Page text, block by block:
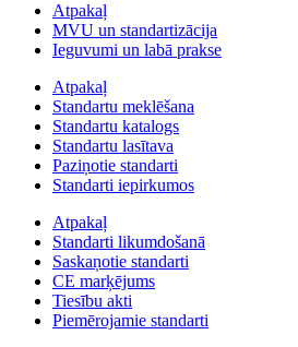
Atpakaļ
MVU un standartizācija
Ieguvumi un labā prakse
Atpakaļ
Standartu meklēšana
Standartu katalogs
Standartu lasītava
Paziņotie standarti
Standarti iepirkumos
Atpakaļ
Standarti likumdošanā
Saskaņotie standarti
CE marķējums
Tiesību akti
Piemērojamie standarti